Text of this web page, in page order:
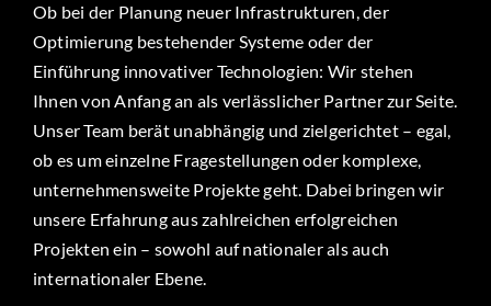
Ob bei der Planung neuer Infrastrukturen, der
Optimierung bestehender Systeme oder der
Einführung innovativer Technologien: Wir stehen
Ihnen von Anfang an als verlässlicher Partner zur Seite.
Unser Team berät unabhängig und zielgerichtet – egal,
ob es um einzelne Fragestellungen oder komplexe,
unternehmensweite Projekte geht. Dabei bringen wir
unsere Erfahrung aus zahlreichen erfolgreichen
Projekten ein – sowohl auf nationaler als auch
internationaler Ebene.